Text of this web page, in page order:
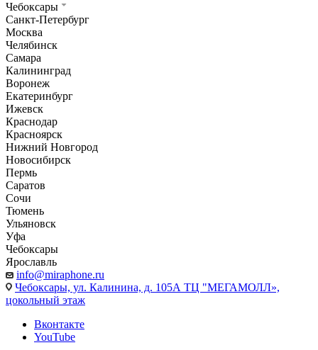
Чебоксары
Санкт-Петербург
Москва
Челябинск
Самара
Калининград
Воронеж
Екатеринбург
Ижевск
Краснодар
Красноярск
Нижний Новгород
Новосибирск
Пермь
Саратов
Сочи
Тюмень
Ульяновск
Уфа
Чебоксары
Ярославль
info@miraphone.ru
Чебоксары, ул. Калинина, д. 105А ТЦ "МЕГАМОЛЛ»,
цокольный этаж
Вконтакте
YouTube